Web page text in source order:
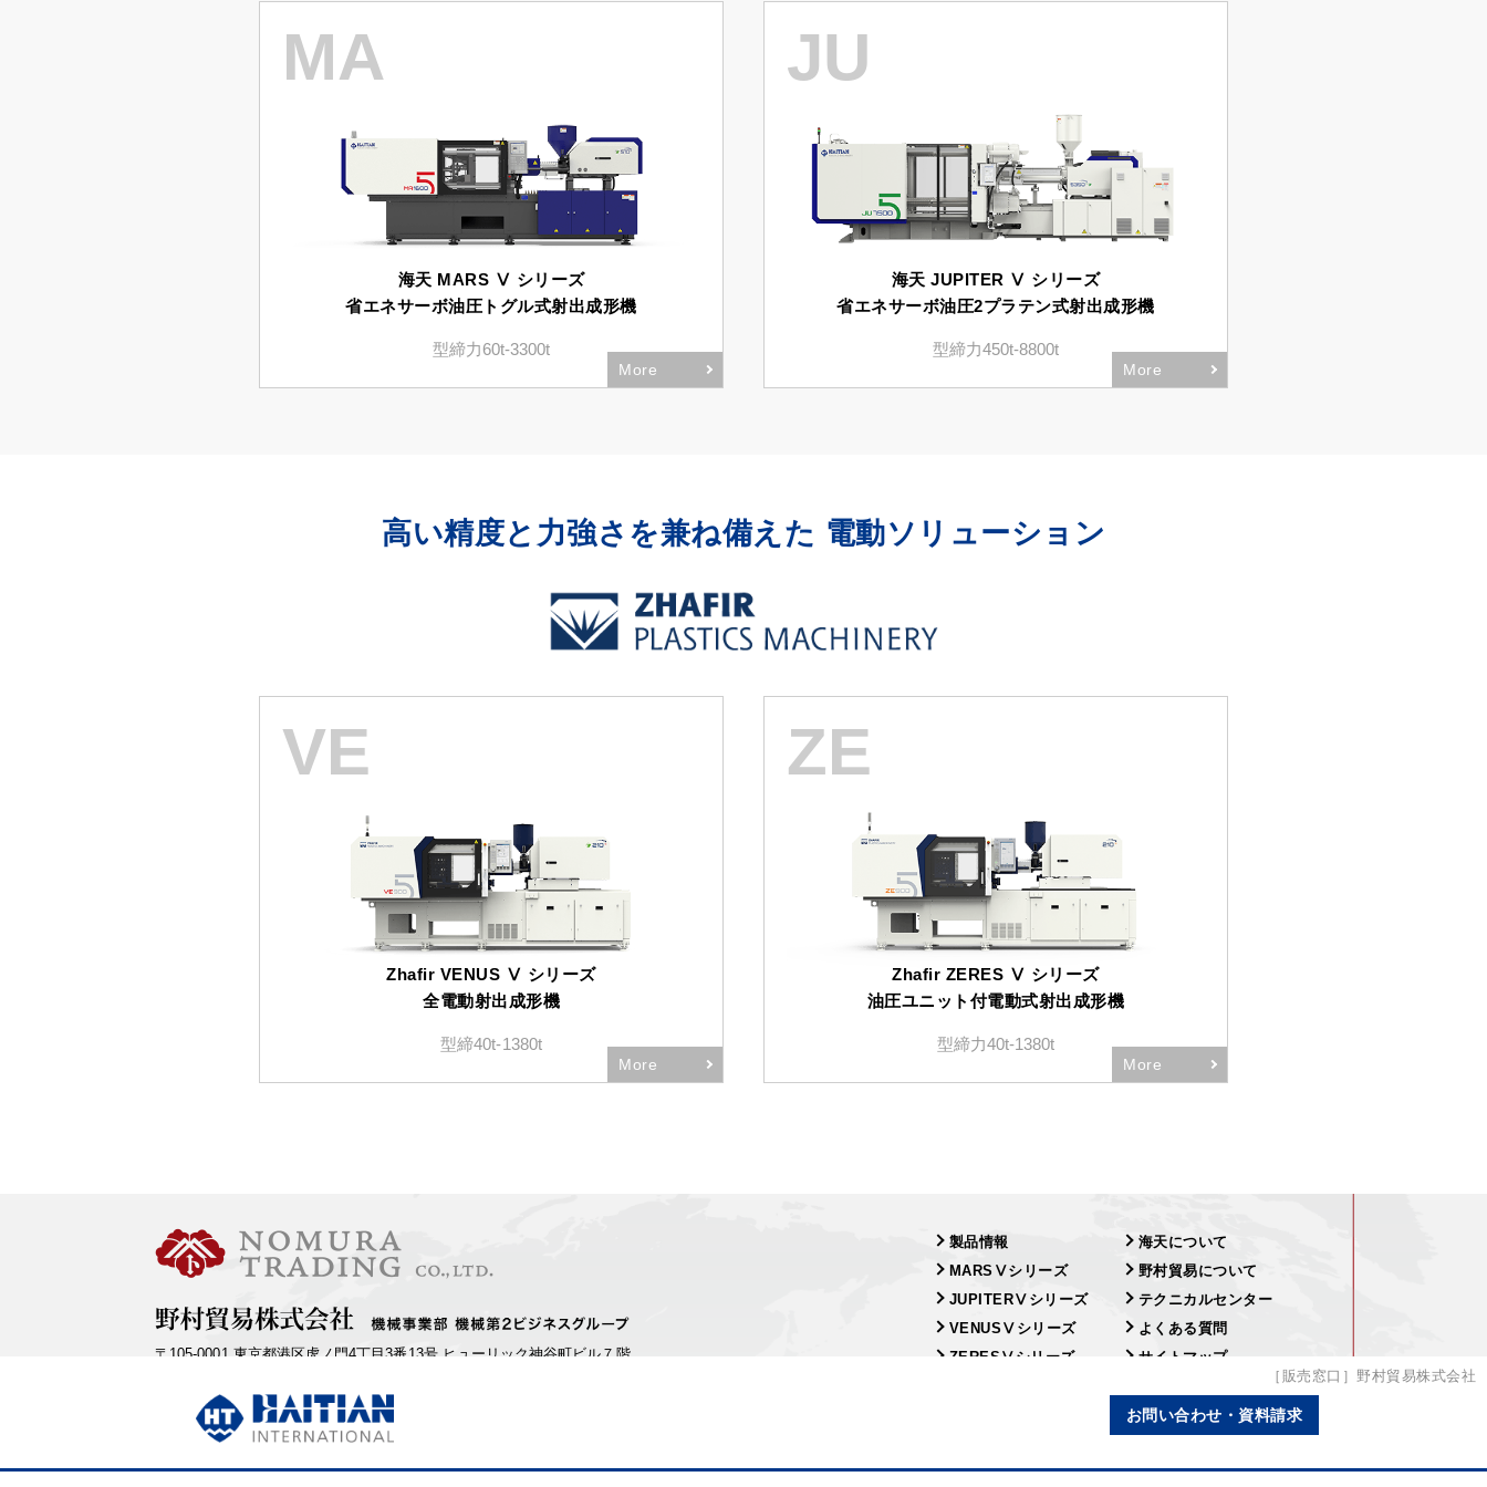
MA
海天 MARS Ⅴ シリーズ
省エネサーボ油圧トグル式射出成形機
型締力60t-3300t
More
JU
海天 JUPITER Ⅴ シリーズ
省エネサーボ油圧2プラテン式射出成形機
型締力450t-8800t
More
高い精度と力強さを兼ね備えた 電動ソリューション
VE
Zhafir VENUS Ⅴ シリーズ
全電動射出成形機
型締40t-1380t
More
ZE
Zhafir ZERES Ⅴ シリーズ
油圧ユニット付電動式射出成形機
型締力40t-1380t
More
〒105-0001 東京都港区虎ノ門4丁目3番13号 ヒューリック神谷町ビル７階
製品情報
MARSⅤシリーズ
JUPITERⅤシリーズ
VENUSⅤシリーズ
ZERESⅤシリーズ
海天について
野村貿易について
テクニカルセンター
よくある質問
サイトマップ
お問い合わせ・資料のご請求
［販売窓口］野村貿易株式会社
お問い合わせ・資料請求